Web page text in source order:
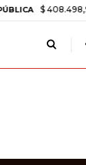
$ 408.498,97 +$